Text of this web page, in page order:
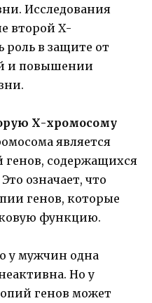
Исследования
второй Х-
в защите от
и повышении
Х-хромосому
является
генов, содержащихся
означает, что
генов, которые
функцию.
у мужчин одна
Но у
генов может